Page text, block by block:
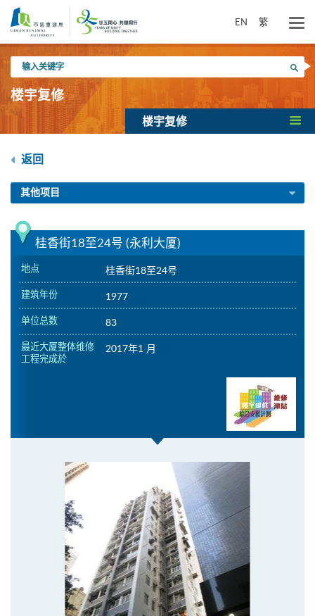
内
EN 繁
入
关
键
搜寻
楼宇复修
楼宇复修
返回
其他项目
桂香街18至24号 (永利大厦)
地点 桂香街18至24号
建筑年份 1977
单位总数 83
最近大厦整体维修
工程完成於
2017年1 月